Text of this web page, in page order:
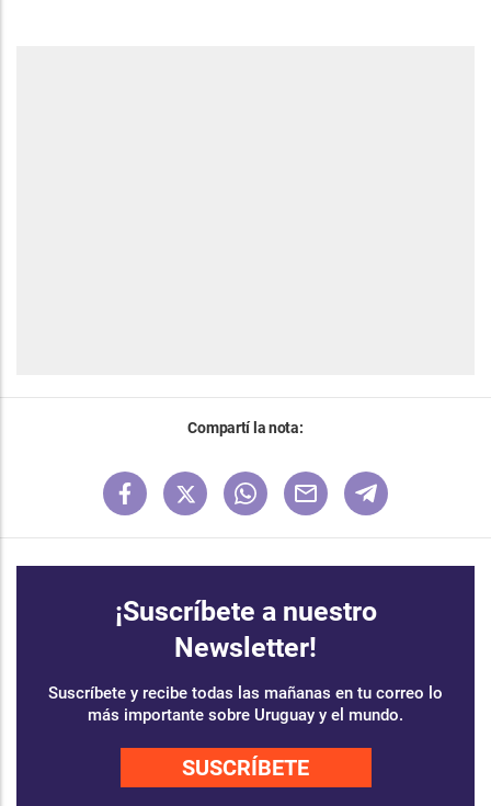
Compartí la nota:
¡Suscríbete a nuestro
Newsletter!
Suscríbete y recibe todas las mañanas en tu correo lo
más importante sobre Uruguay y el mundo.
SUSCRÍBETE